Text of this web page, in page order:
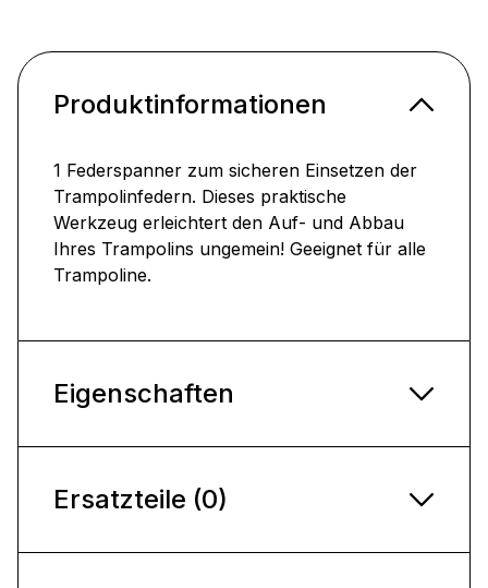
Produktinformationen
1 Federspanner zum sicheren Einsetzen der
Trampolinfedern. Dieses praktische
Werkzeug erleichtert den Auf- und Abbau
Ihres Trampolins ungemein! Geeignet für alle
Trampoline.
Eigenschaften
Ersatzteile (0)